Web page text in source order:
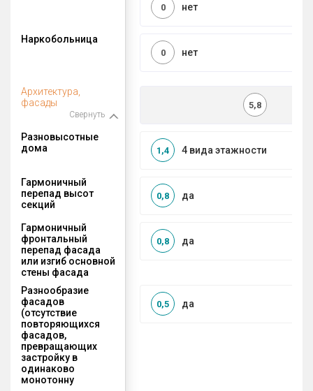
нет
0
Наркобольница
нет
0
Архитектура,
фасады
Свернуть
5,8
Разновысотные
дома
4 вида этажности
1,4
Гармоничный
перепад высот
секций
да
0,8
Гармоничный
фронтальный
перепад фасада
или изгиб основной
стены фасада
да
0,8
Разнообразие
фасадов
(отсутствие
повторяющихся
фасадов,
превращающих
застройку в
одинаково
монотонну
да
0,5